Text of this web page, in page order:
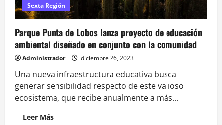
Sexta Región
Parque Punta de Lobos lanza proyecto de educación
ambiental diseñado en conjunto con la comunidad
Administrador diciembre 26, 2023
Una nueva infraestructura educativa busca
generar sensibilidad respecto de este valioso
ecosistema, que recibe anualmente a más...
Leer MásLeer
más